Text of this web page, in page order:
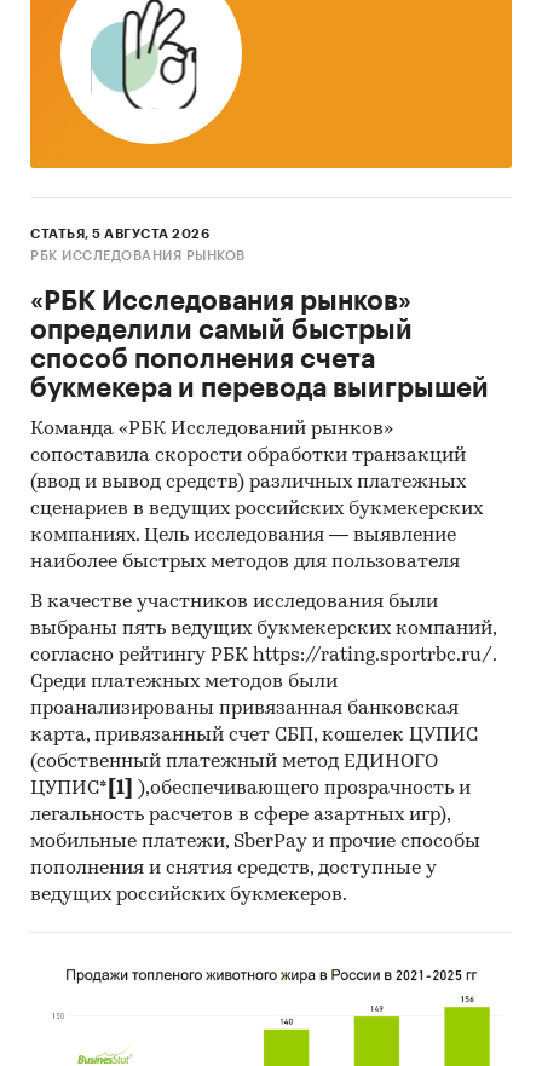
270210 - Лигнит, или бурый уголь не
агломерированный
270220 - Бурый уголь (лигнит)
Представлена информация об объеме импорта
и экспорта заянварь 2019 - май 2024в
натуральном и денежном выражении с
детализацией в разрезе стран, а также
динамика средневзвешенной стоимости.
*Данные после января 2022 года могут быть
недоступны для стран Евразийского
экономического союза: Белоруссии, Армении,
Кыргызстана и Казахстана.
Государственные закупки угля
В рамках главы представлена информация о
части проведенных государственных закупок
угля 44-ФЗ и 223-ФЗ за периодс января 2017
года по декабрь 2024 года, в которых был
определен поставщик. Для компаний
участвующих или планирующих участвовать в
государственных торгах показано
средневзвешенное отклонение итоговой
стоимости контрактов от их начальной
максимальной цены. Покупателям работы
предоставляется выгрузка в формате MS Excel.
Параметры выгрузки могут быть
скорректированы по запросу заказчика.
Профили крупнейших производителей угля
компаний-производителей угля.
Профили компаний показывают информацию
о динамике финансовых показателей
СТАТЬЯ, 5 АВГУСТА 2026
РБК ИССЛЕДОВАНИЯ РЫНКОВ
«РБК Исследования рынков»
определили самый быстрый
способ пополнения счета
букмекера и перевода выигрышей
Команда «РБК Исследований рынков»
сопоставила скорости обработки транзакций
(ввод и вывод средств) различных платежных
сценариев в ведущих российских букмекерских
компаниях. Цель исследования — выявление
наиболее быстрых методов для пользователя
В качестве участников исследования были
выбраны пять ведущих букмекерских компаний,
согласно рейтингу РБК https://rating.sportrbc.ru/.
Среди платежных методов были
проанализированы привязанная банковская
карта, привязанный счет СБП, кошелек ЦУПИС
(собственный платежный метод ЕДИНОГО
ЦУПИС* [1]
),обеспечивающего прозрачность и
легальность расчетов в сфере азартных игр),
мобильные платежи, SberPay и прочие способы
пополнения и снятия средств, доступные у
ведущих российских букмекеров.